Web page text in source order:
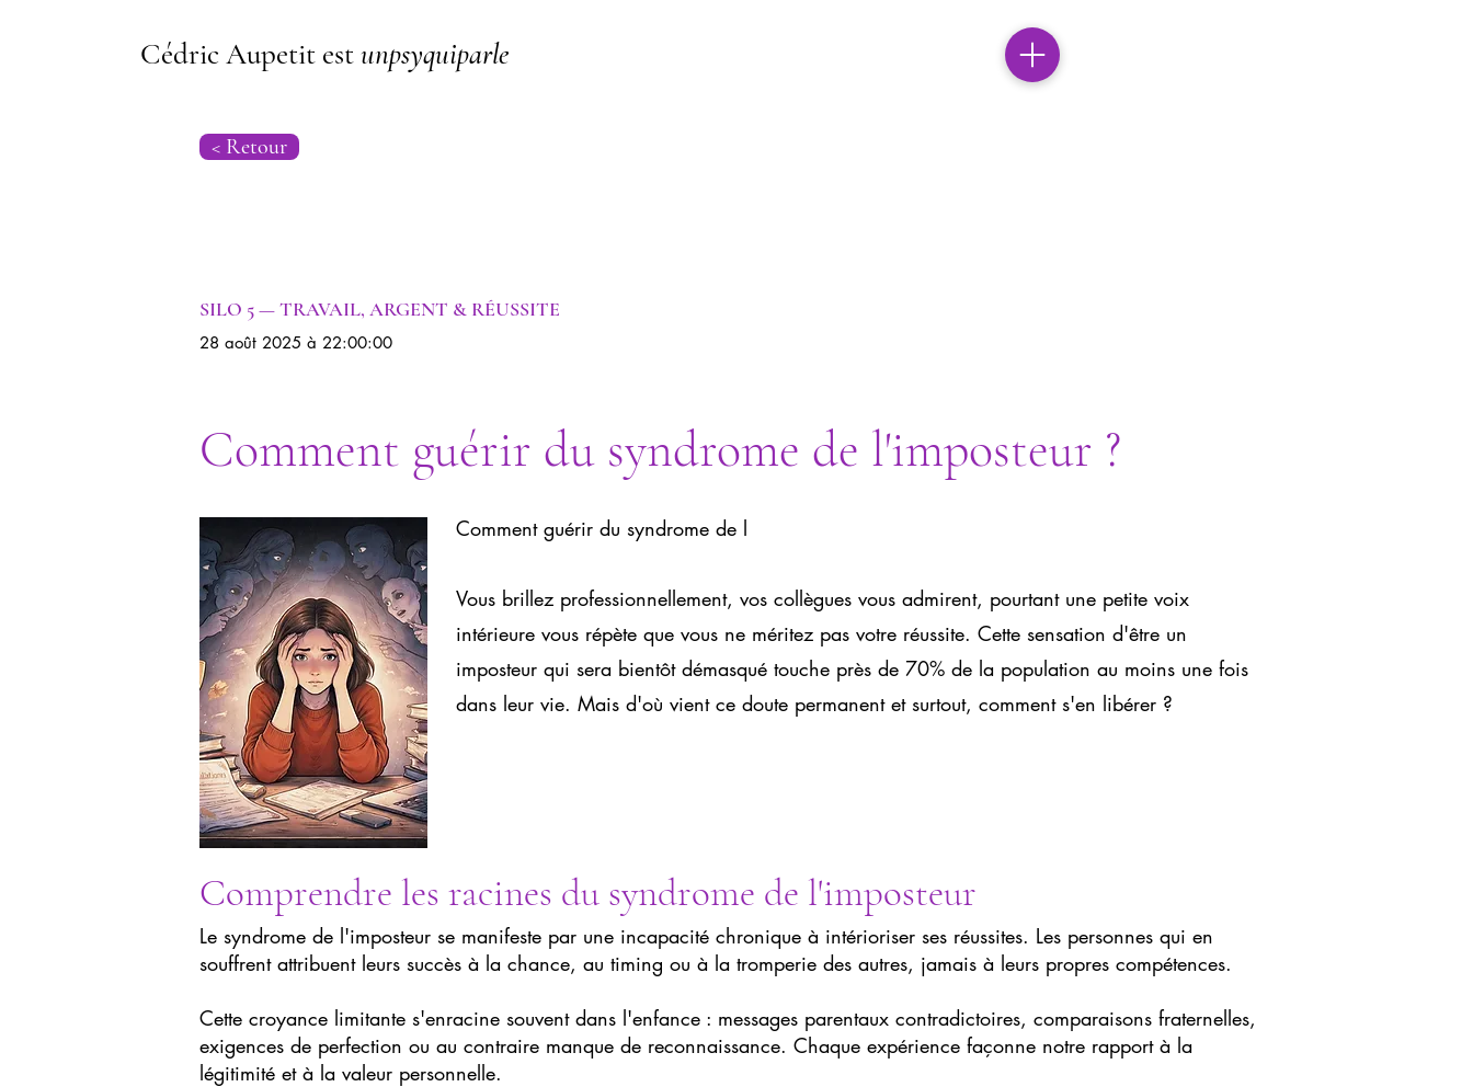
Cédric Aupetit estunpsyquiparle
< Retour
SILO 5 — TRAVAIL, ARGENT & RÉUSSITE
28 août 2025 à 22:00:00
Comment guérir du syndrome de l'imposteur ?
Comment guérir du syndrome de l
Vous brillez professionnellement, vos collègues vous admirent, pourtant une petite voix
intérieure vous répète que vous ne méritez pas votre réussite. Cette sensation d'être un
imposteur qui sera bientôt démasqué touche près de 70% de la population au moins une fois
dans leur vie. Mais d'où vient ce doute permanent et surtout, comment s'en libérer ?
Comprendre les racines du syndrome de l'imposteur
Le syndrome de l'imposteur se manifeste par une incapacité chronique à intérioriser ses réussites. Les personnes qui en
souffrent attribuent leurs succès à la chance, au timing ou à la tromperie des autres, jamais à leurs propres compétences.
Cette croyance limitante s'enracine souvent dans l'enfance : messages parentaux contradictoires, comparaisons fraternelles,
exigences de perfection ou au contraire manque de reconnaissance. Chaque expérience façonne notre rapport à la
légitimité et à la valeur personnelle.